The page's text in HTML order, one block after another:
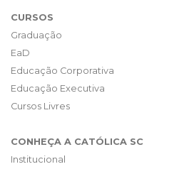
CURSOS
Graduação
EaD
Educação Corporativa
Educação Executiva
Cursos Livres
CONHEÇA A CATÓLICA SC
Institucional